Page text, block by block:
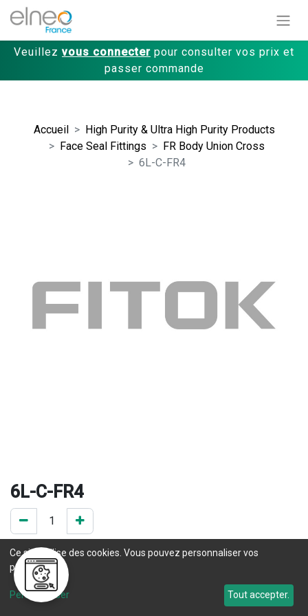
Veuillez vous connecter pour consulter vos prix et
passer commande
Accueil
High Purity & Ultra High Purity Products
Face Seal Fittings
FR Body Union Cross
6L-C-FR4
6L-C-FR4
0 Pce en stock
contact
avec notre service commercial.
Ce site utilise des cookies. Vous pouvez personnaliser vos
préférences.
Personnaliser Tout accepter.